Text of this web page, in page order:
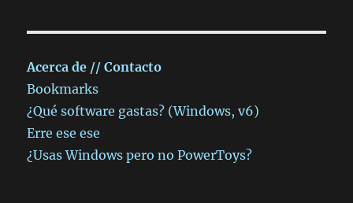
Acerca de // Contacto
Bookmarks
¿Qué software gastas? (Windows, v6)
Erre ese ese
¿Usas Windows pero no PowerToys?